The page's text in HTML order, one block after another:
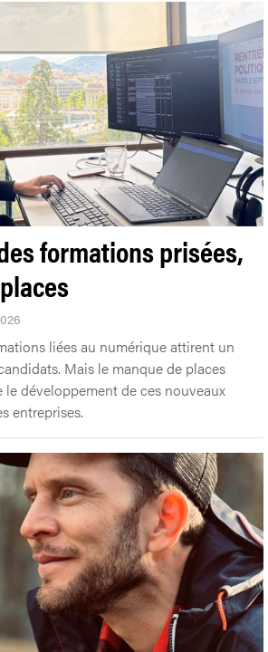
formations prisées,
liées au numérique attirent un
Mais le manque de places
le développement de ces nouveaux
entreprises.